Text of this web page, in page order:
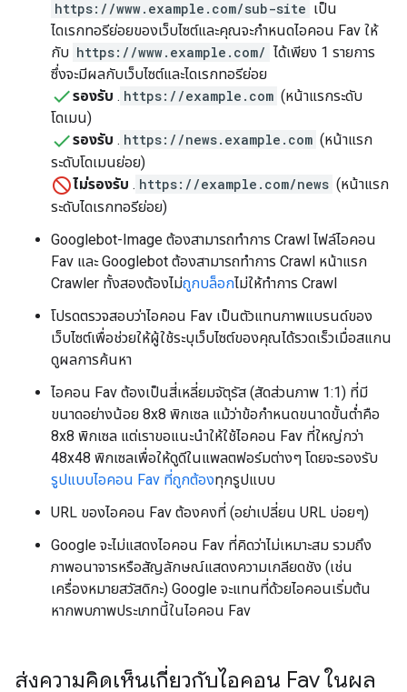
https://www.example.com/sub-site เป็น
ไดเรกทอรีย่อยของเว็บไซต์และคุณจะกําหนดไอคอน Fav ให้
กับ https://www.example.com/ ได้เพียง 1 รายการ
ซึ่งจะมีผลกับเว็บไซต์และไดเรกทอรีย่อย
รองรับ . https://example.com (หน้าแรกระดับ
โดเมน)
รองรับ . https://news.example.com (หน้าแรก
ระดับโดเมนย่อย)
ไม่รองรับ . https://example.com/news (หน้าแรก
ระดับไดเรกทอรีย่อย)
Googlebot-Image ต้องสามารถทำการ Crawl ไฟล์ไอคอน
Fav และ Googlebot ต้องสามารถทำการ Crawl หน้าแรก
Crawler ทั้งสองต้องไม่ถูกบล็อกไม่ให้ทำการ Crawl
โปรดตรวจสอบว่าไอคอน Fav เป็นตัวแทนภาพแบรนด์ของ
เว็บไซต์เพื่อช่วยให้ผู้ใช้ระบุเว็บไซต์ของคุณได้รวดเร็วเมื่อสแกน
ดูผลการค้นหา
ไอคอน Fav ต้องเป็นสี่เหลี่ยมจัตุรัส (สัดส่วนภาพ 1:1) ที่มี
ขนาดอย่างน้อย 8x8 พิกเซล แม้ว่าข้อกำหนดขนาดขั้นต่ำคือ
8x8 พิกเซล แต่เราขอแนะนำให้ใช้ไอคอน Fav ที่ใหญ่กว่า
48x48 พิกเซลเพื่อให้ดูดีในแพลตฟอร์มต่างๆ โดยจะรองรับ
รูปแบบไอคอน Fav ที่ถูกต้องทุกรูปแบบ
URL ของไอคอน Fav ต้องคงที่ (อย่าเปลี่ยน URL บ่อยๆ)
Google จะไม่แสดงไอคอน Fav ที่คิดว่าไม่เหมาะสม รวมถึง
ภาพอนาจารหรือสัญลักษณ์แสดงความเกลียดชัง (เช่น
เครื่องหมายสวัสดิกะ) Google จะแทนที่ด้วยไอคอนเริ่มต้น
หากพบภาพประเภทนี้ในไอคอน Fav
ส่งความคิดเห็นเกี่ยวกับไอคอน Fav ในผล